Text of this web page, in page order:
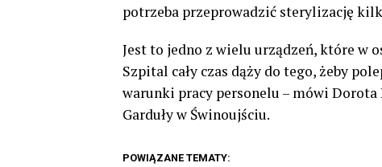
potrzeba przeprowadzić sterylizację
Jest to jedno z wielu urządzeń, które w
Szpital cały czas dąży do tego, żeby
warunki pracy personelu – mówi
Garduły w Świnoujściu.
POWIĄZANE TEMATY: